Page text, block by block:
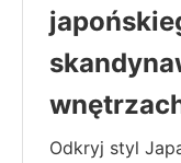
Odkryj styl